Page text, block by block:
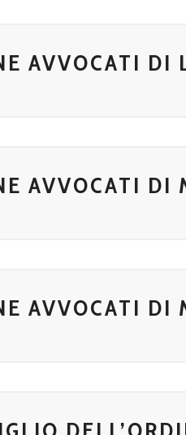
AVVOCATI DI
AVVOCATI DI
AVVOCATI DI